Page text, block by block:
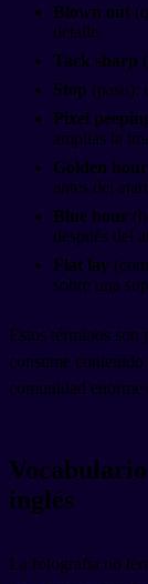
Blown out
detalle.
Tack sharp
Stop (paso):
Pixel
amplías la
Golden hour
antes del
Blue hour
después del
Flat lay
sobre una
Estos términos son
consume
comunidad enorme
inglés
La fotografía no